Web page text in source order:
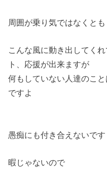
周囲が乗り気ではなくと
こんな風に動き出してく
ト、応援が出来ますが
何もしていない人達のこ
ですよ
愚痴にも付き合えないです
暇じゃないので